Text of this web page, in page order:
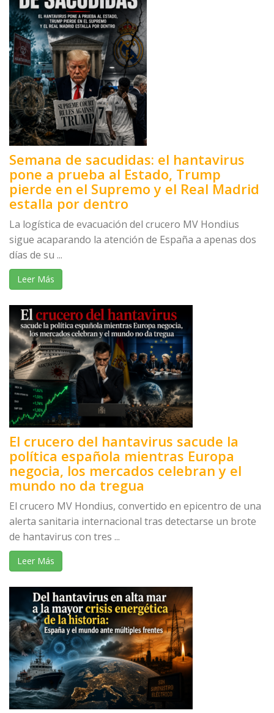
Semana de sacudidas: el hantavirus
pone a prueba al Estado, Trump
pierde en el Supremo y el Real Madrid
estalla por dentro
La logística de evacuación del crucero MV Hondius
sigue acaparando la atención de España a apenas dos
días de su ...
Leer Más
El crucero del hantavirus sacude la
política española mientras Europa
negocia, los mercados celebran y el
mundo no da tregua
El crucero MV Hondius, convertido en epicentro de una
alerta sanitaria internacional tras detectarse un brote
de hantavirus con tres ...
Leer Más